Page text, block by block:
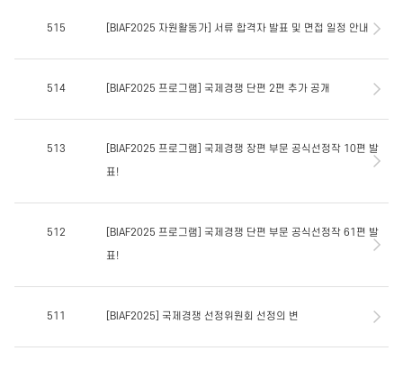
515 [BIAF2025 자원활동가] 서류 합격자 발표 및 면접 일정 안내
514 [BIAF2025 프로그램] 국제경쟁 단편 2편 추가 공개
513
[BIAF2025 프로그램] 국제경쟁 장편 부문 공식선정작 10편 발
표!
512
[BIAF2025 프로그램] 국제경쟁 단편 부문 공식선정작 61편 발
표!
511 [BIAF2025] 국제경쟁 선정위원회 선정의 변